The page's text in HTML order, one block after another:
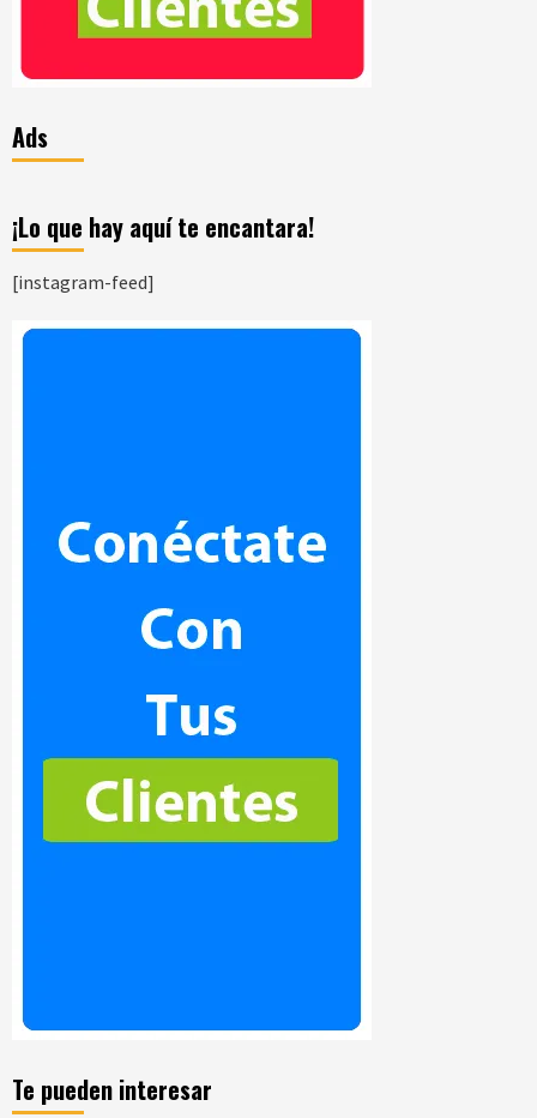
Ads
¡Lo que hay aquí te encantara!
[instagram-feed]
Te pueden interesar